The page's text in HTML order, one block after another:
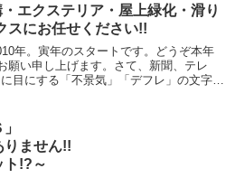
エクステリア・屋上緑化・滑り
スにお任せください!!
年。寅年のスタートです。どうぞ本年
願い申し上げます。さて、新聞、テレ
目にする「不景気」「デフレ」の文字。
りません!!
ト!?～